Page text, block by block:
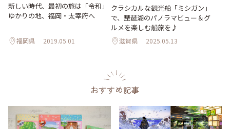
新しい時代、最初の旅は「令和」
ゆかりの地、福岡・太宰府へ
福岡県 2019.05.01
クラシカルな観光船「ミシガン」
で、琵琶湖のパノラマビュー＆グ
ルメを楽しむ船旅を♪
滋賀県 2025.05.13
おすすめ記事